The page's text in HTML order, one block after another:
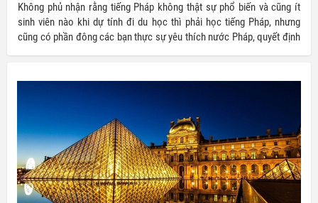
Không phủ nhận rằng tiếng Pháp không thật sự phổ biến và cũng ít
sinh viên nào khi dự tính đi du học thì phải học tiếng Pháp, nhưng
cũng có phần đông các bạn thực sự yêu thích nước Pháp, quyết định
trên con đường du học đến với” kinh đô thời trang và ánh sáng của